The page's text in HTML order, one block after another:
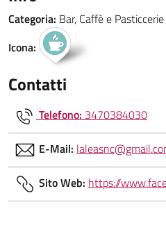
Categoria: Bar, Caffè e Pasticcerie
Icona:
Contatti
Telefono: 3470384030
E-Mail:
Sito Web: https://